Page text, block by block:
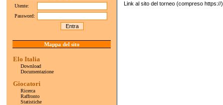
Utente:
Password:
Mappa del sito
Elo Italia
Download
Documentazione
Giocatori
Ricerca
Raffronto
Statistiche
Link al sito del torneo (compreso https://)